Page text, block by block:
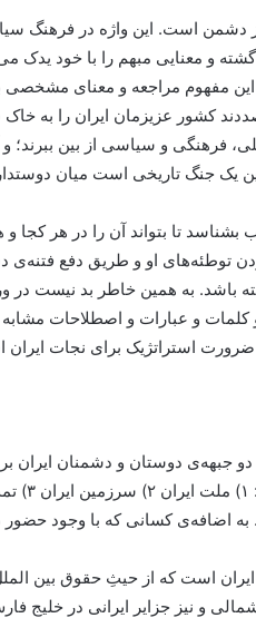
دشمن است. این واژه در فرهنگ
و معنایی مبهم را با خود
این مفهوم مراجعه و معنای
کشور عزیزمان ایران را به خاک
فرهنگی و سیاسی از بین ببرند؛ و
یک جنگ تاریخی است میان
بود که ۱) دشمن را خوب بشناسد تا بتواند آن
به همین خاطر بد نیست در
استراتژیک برای نجات
دو جبهه‌ی دوستان و دشمنان
اضافه‌ی کسانی که با وجود حضور
است که از حیثِ حقوق بین
و نیز جزایر ایرانی در خلیج